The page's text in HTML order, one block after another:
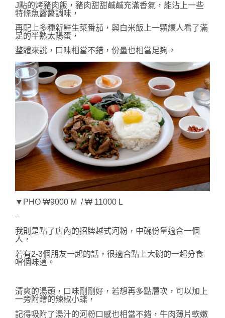
J點的烤豬肉飯，豬肉甜甜鹹鹹充滿香氣，能沾上一些
特條魚露醬調味，
再配上多種新鮮生菜番茄，與白米飯上一顆讓人看了滿
足的半熟太陽蛋，
整體來說，口味相當不錯，份量也相當足夠。
▼PHO ₩9000 M / ₩ 11000 L
–
我則是點了店內的招牌越式河粉， 中碗份量適合一個
人，
若有2-3個朋友一起的話，很適合點上大碗的一起分食
嚐個味道。
清爽的湯頭，口味剛剛好，若想再多點層次，可以加上
一旁附贈的辣椒小蝶，
記得吸附了湯汁的河粉口感也相當不錯，牛肉薄片軟嫩